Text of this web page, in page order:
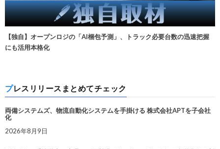
【独自】オープンロジの「AI梱包予測」、トラック必要台数の迅速把握
にも活用本格化
プレスリリースまとめてチェック
両備システムズ、物流自動化システムを手掛ける 株式会社APTを子会社
化
2026年8月9日